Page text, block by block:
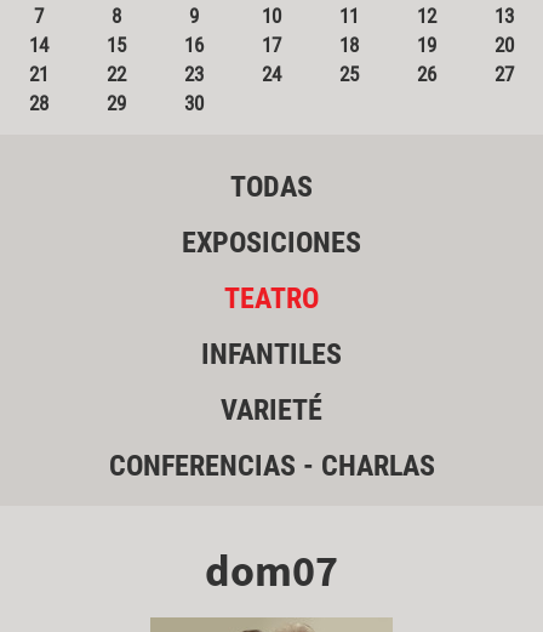
7
8 9 10 11 12
13
14
15 16 17 18 19
20
21
22 23 24 25 26
27
28
29 30
TODAS
EXPOSICIONES
TEATRO
INFANTILES
VARIETÉ
CONFERENCIAS - CHARLAS
dom07